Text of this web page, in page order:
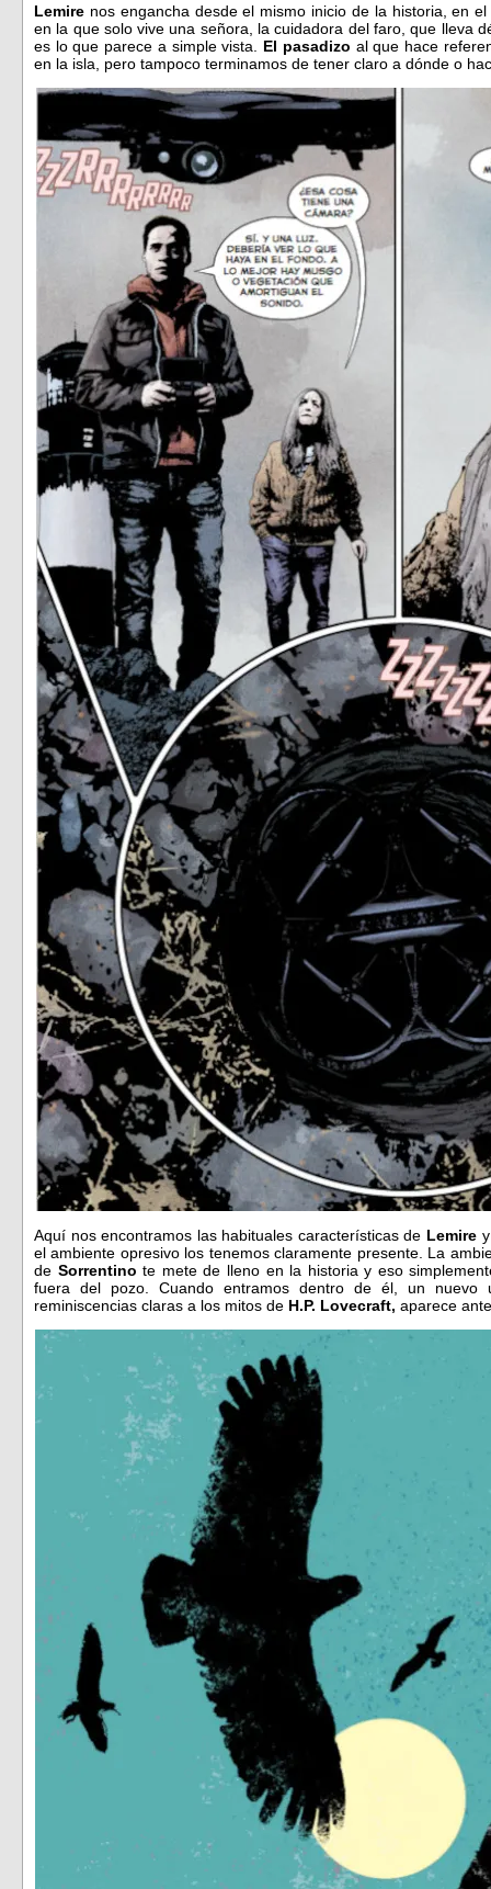
Lemire nos engancha desde el mismo inicio de la historia, en
en la que solo vive una señora, la cuidadora del faro, que lleva
es lo que parece a simple vista. El pasadizo al que hace
en la isla, pero tampoco terminamos de tener claro a dónde o
Aquí nos encontramos las habituales características de Lemire
el ambiente opresivo los tenemos claramente presente. La
de Sorrentinote mete de lleno en la historia y eso
fuera del pozo. Cuando entramos dentro de él, un nuevo
reminiscencias claras a los mitos de H.P. Lovecraft, aparece